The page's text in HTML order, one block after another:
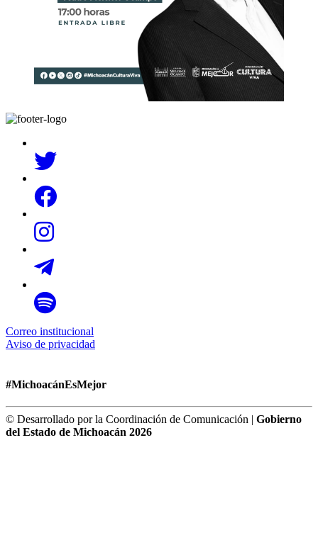
Correo institucional
Aviso de privacidad
#MichoacánEsMejor
© Desarrollado por la Coordinación de Comunicación | Gobierno
del Estado de Michoacán 2026